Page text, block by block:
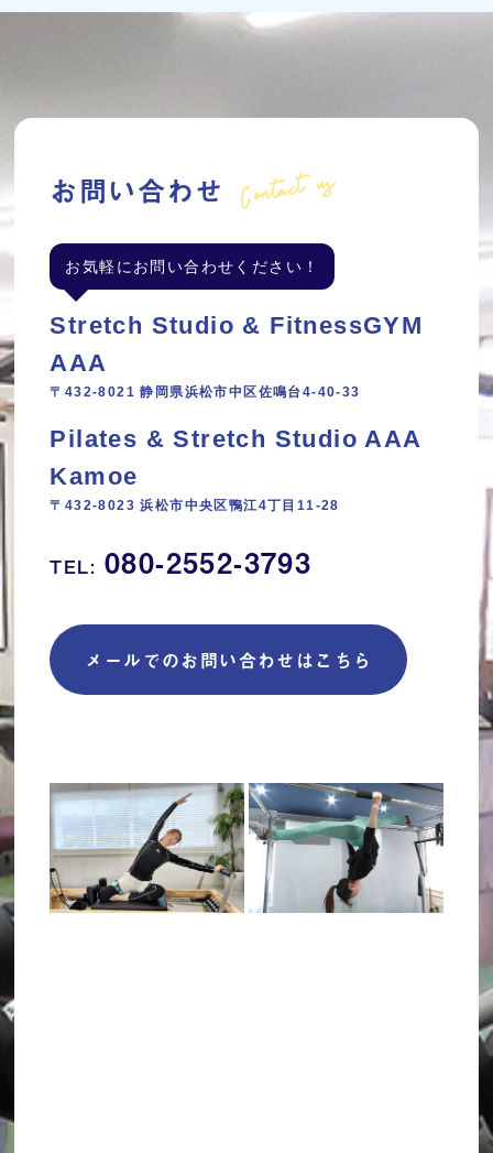
お問い合わせ Contact us
お気軽にお問い合わせください！
Stretch Studio & FitnessGYM
AAA
〒432-8021 静岡県浜松市中区佐鳴台4-40-33
Pilates & Stretch Studio AAA
Kamoe
〒432-8023 浜松市中央区鴨江4丁目11‐28
TEL: 080-2552-3793
メールでのお問い合わせはこちら